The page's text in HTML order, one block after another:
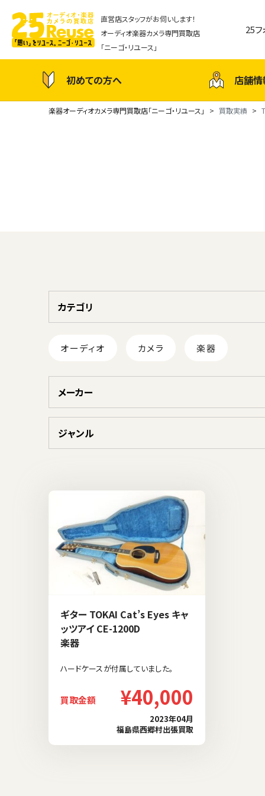
直営店スタッフがお伺いします！
オーディオ楽器カメラ専門買取店
「ニーゴ・リユース」
25フ
初めての方へ 店舗
楽器オーディオカメラ専門買取店「ニーゴ・リユース」 買取実績
カテゴリ
オーディオ カメラ 楽器
メーカー
ジャンル
ギター TOKAI Cat’s Eyes キャ
ッツアイ CE-1200D
楽器
ハードケースが付属していました。
買取金額 ¥40,000
2023年04月
福島県西郷村出張買取